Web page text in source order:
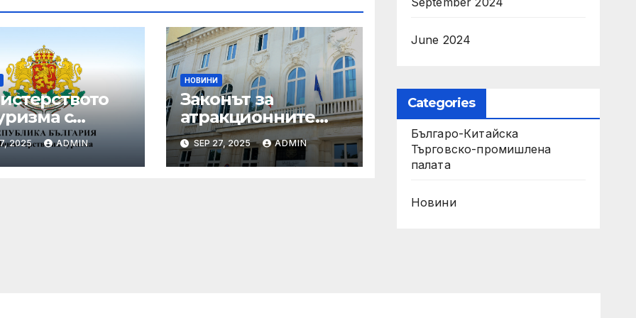
с
мащабни
през
2025 ADMIN
НОВИНИ
Законът за
атракционните
услуги е
публикуван за
обществено
SEP 27, 2025 ADMIN
June 2024
Categories
Българо-Китайска
Търговско-промишлена
палaта
Новини